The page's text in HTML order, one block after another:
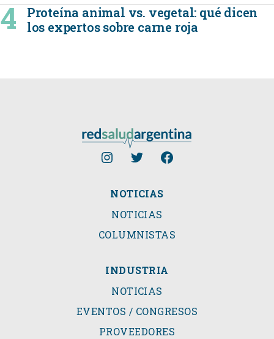
Proteína animal vs. vegetal: qué dicen
los expertos sobre carne roja
NOTICIAS
NOTICIAS
COLUMNISTAS
INDUSTRIA
NOTICIAS
EVENTOS / CONGRESOS
PROVEEDORES